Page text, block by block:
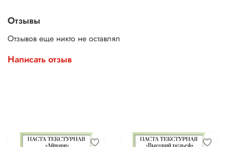
Отзывы
Отзывов еще никто не оставлял
Написать отзыв